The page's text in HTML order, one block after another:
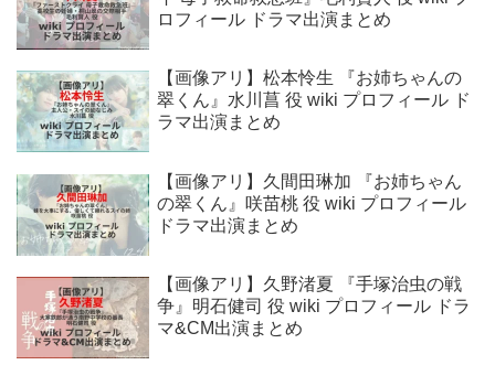
ロフィール ドラマ出演まとめ
【画像アリ】松本怜生 『お姉ちゃんの
翠くん』水川菖 役 wiki プロフィール ド
ラマ出演まとめ
【画像アリ】久間田琳加 『お姉ちゃん
の翠くん』咲苗桃 役 wiki プロフィール
ドラマ出演まとめ
【画像アリ】久野渚夏 『手塚治虫の戦
争』明石健司 役 wiki プロフィール ドラ
マ&CM出演まとめ